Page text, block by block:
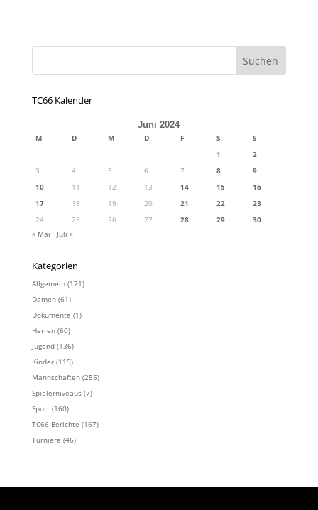
TC66 Kalender
Juni 2024
M D M D F S
S
1
2
3
4 5 6 7 8
9
10
11 12 13 14 15
16
17
18 19 20 21 22
23
24
25 26 27 28 29
30
« Mai
Juli »
Kategorien
Allgemein(171)
Damen(61)
Dokumente (1)
Herren(60)
Jugend(136)
Kinder(119)
Mannschaften(255)
Spielerniveaus(7)
Sport(160)
TC66 Berichte (167)
Turniere (46)